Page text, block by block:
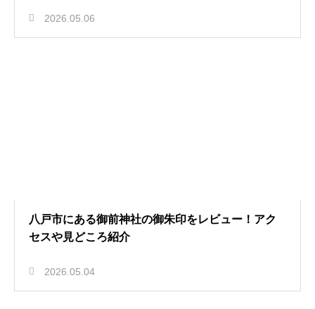
2026.05.06
八戸市にある御前神社の御朱印をレビュー！アク
セスや見どころ紹介
2026.05.04